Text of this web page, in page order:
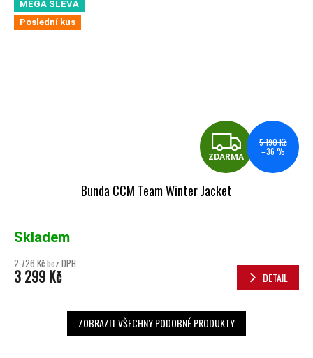
MEGA SLEVA
Poslední kus
ZDARMA
5 190 Kč
–36 %
Bunda CCM Team Winter Jacket
Skladem
2 726 Kč bez DPH
3 299 Kč DETAIL
ZOBRAZIT VŠECHNY PODOBNÉ PRODUKTY